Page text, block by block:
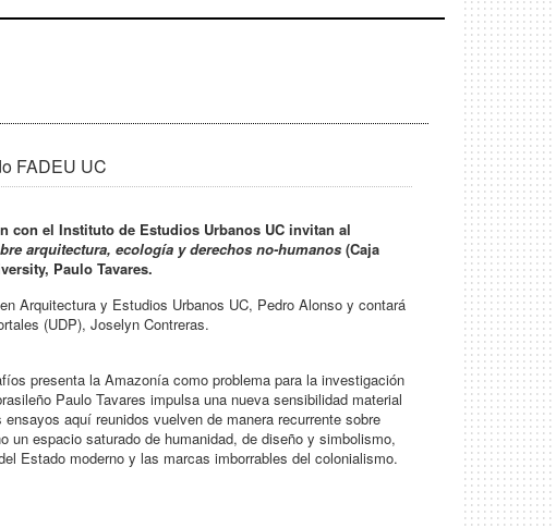
FADEU UC
con el Instituto de Estudios Urbanos UC invitan al
arquitectura, ecología y derechos no-humanos (Caja
Paulo Tavares.
Arquitectura y Estudios Urbanos UC, Pedro Alonso y contará
(UDP), Joselyn Contreras.
presenta la Amazonía como problema para la investigación
Paulo Tavares impulsa una nueva sensibilidad material
aquí reunidos vuelven de manera recurrente sobre
espacio saturado de humanidad, de diseño y simbolismo,
Estado moderno y las marcas imborrables del colonialismo.